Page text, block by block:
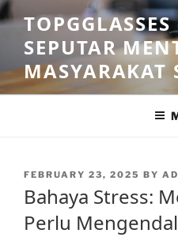
Skip
to
contentSEPUTAR
MASYARAKAT
POSTED
FEBRUARY 23, 2025 BY
Bahaya Stress:
Perlu